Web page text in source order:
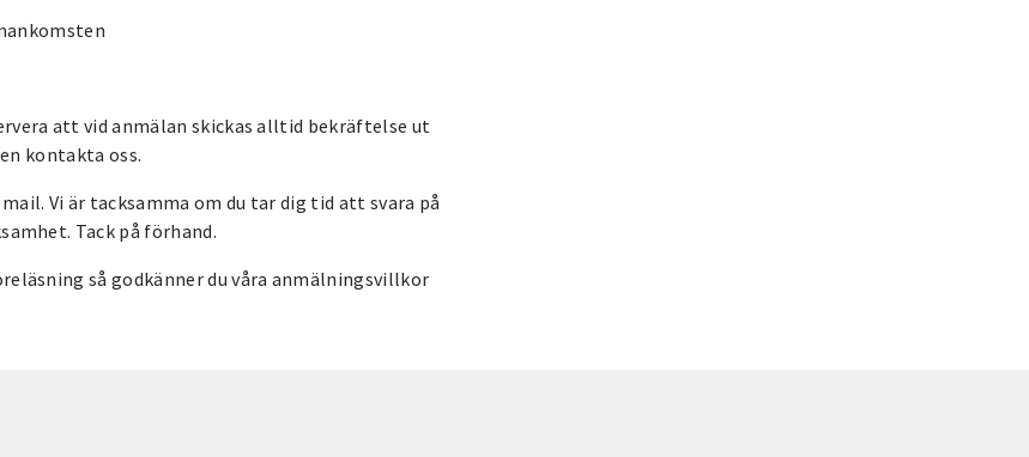
att vid anmälan skickas alltid bekräftelse ut
kontakta oss.
Vi är tacksamma om du tar dig tid att svara på
Tack på förhand.
så godkänner du våra anmälningsvillkor